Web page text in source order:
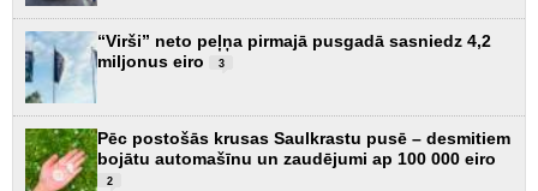
“Virši” neto peļņa pirmajā pusgadā sasniedz 4,2
miljonus eiro
3
Pēc postošās krusas Saulkrastu pusē – desmitiem
bojātu automašīnu un zaudējumi ap 100 000 eiro
2